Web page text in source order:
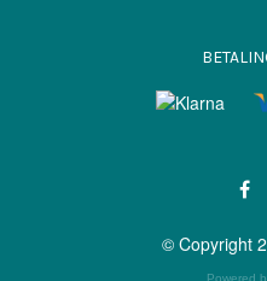
© Copyright
Powered